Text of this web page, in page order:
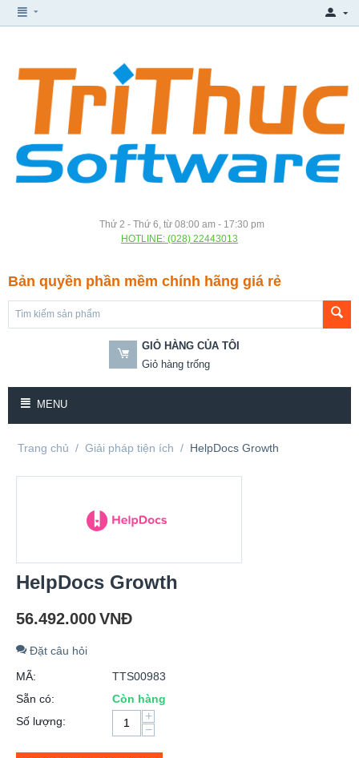
Thứ 2 - Thứ 6, từ 08:00 am - 17:30 pm
HOTLINE: (028) 22443013
Bản quyền phần mềm chính hãng giá rẻ
GIỎ HÀNG CỦA TÔI
Giỏ hàng trống
MENU
Trang chủ / Giải pháp tiện ích / HelpDocs Growth
HelpDocs Growth
56.492.000VNĐ
Đặt câu hỏi
MÃ:
TTS00983
Sẵn có:
Còn hàng
Số lượng:
+
−